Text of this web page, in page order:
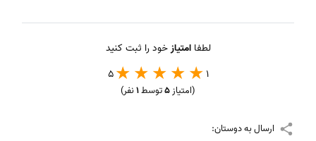
لطفاامتیازخود را ثبت کنید
1
5
(امتیاز5توسط1نفر)
ارسال به دوستان: